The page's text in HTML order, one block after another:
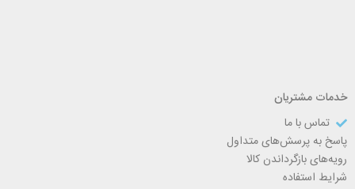
خدمات مشتریان
تماس با ما
پاسخ به پرسش‌های متداول
رویه‌های بازگرداندن کالا
شرایط استفاده